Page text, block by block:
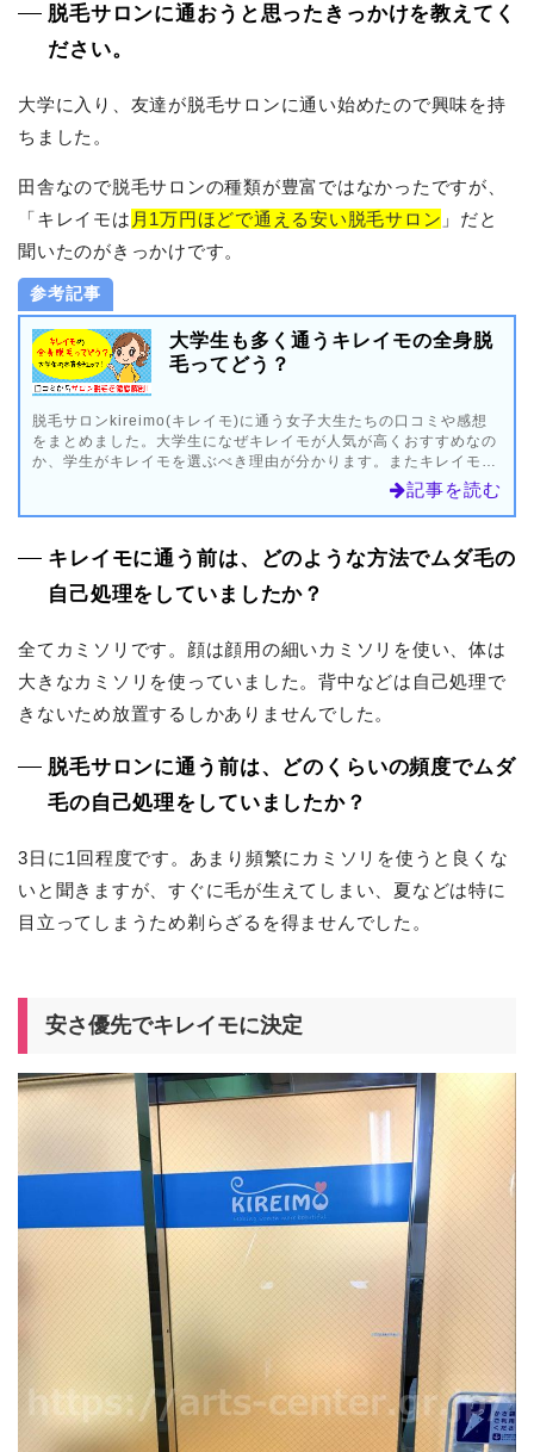
脱毛サロンに通おうと思ったきっかけを教えてく
ださい。
大学に入り、友達が脱毛サロンに通い始めたので興味を持
ちました。
田舎なので脱毛サロンの種類が豊富ではなかったですが、
「キレイモは 月1万円ほどで通える安い脱毛サロン 」だと
聞いたのがきっかけです。
参考記事
大学生も多く通うキレイモの全身脱
毛ってどう？
脱毛サロンkireimo(キレイモ)に通う女子大生たちの口コミや感想
をまとめました。大学生になぜキレイモが人気が高くおすすめなの
か、学生がキレイモを選ぶべき理由が分かります。またキレイモの
脱毛学割や痛み、安い料金プラン、通っている芸能人の情報なども
記事を読む
キレイモに通う前は、どのような方法でムダ毛の
自己処理をしていましたか？
全てカミソリです。顔は顔用の細いカミソリを使い、体は
大きなカミソリを使っていました。背中などは自己処理で
きないため放置するしかありませんでした。
脱毛サロンに通う前は、どのくらいの頻度でムダ
毛の自己処理をしていましたか？
3日に1回程度です。あまり頻繁にカミソリを使うと良くな
いと聞きますが、すぐに毛が生えてしまい、夏などは特に
目立ってしまうため剃らざるを得ませんでした。
安さ優先でキレイモに決定